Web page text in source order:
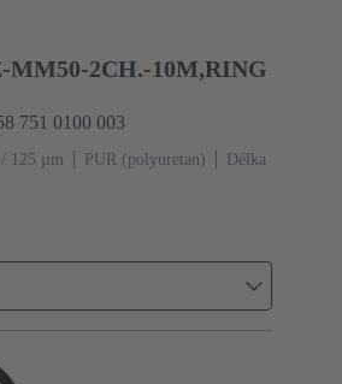
MM50-2CH.-10M,RING
751 0100 003
125 µm PUR (polyuretan)
Délka